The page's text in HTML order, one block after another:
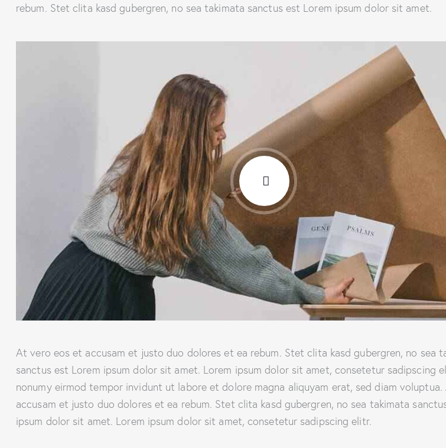
rebum. Stet clita kasd gubergren, no sea takimata sanctus est Lorem ipsum dolor sit amet.
At vero eos et accusam et justo duo dolores et ea rebum. Stet clita kasd gubergren, no sea
sanctus est Lorem ipsum dolor sit amet. Lorem ipsum dolor sit amet, consetetur sadipscing
nonumy eirmod tempor invidunt ut labore et dolore magna aliquyam erat, sed diam
accusam et justo duo dolores et ea rebum. Stet clita kasd gubergren, no sea takimata
ipsum dolor sit amet. Lorem ipsum dolor sit amet, consetetur sadipscing elitr.